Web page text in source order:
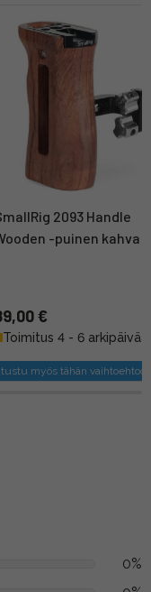
2093 Handle
-puinen kahva
€
Toimitus 4 - 6 arkipäivää
myös tähän
0%